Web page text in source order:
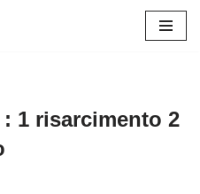
1 risarcimento 2